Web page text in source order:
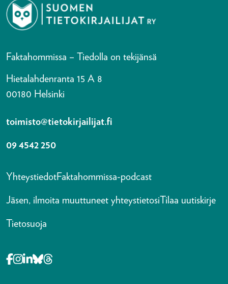
Faktahommissa – Tiedolla on tekijänsä
Hietalahdenranta 15 A 8
00180 Helsinki
toimisto@tietokirjailijat.fi
09 4542 250
YhteystiedotFaktahommissa-podcast
Jäsen, ilmoita muuttuneet yhteystietosi Tilaa uutiskirje
Tietosuoja
Opens in a new tab Facebook-f
Opens in a new tab Instagram
Opens in a new tab Linkedin-in
Opens in a new tab Bluesky